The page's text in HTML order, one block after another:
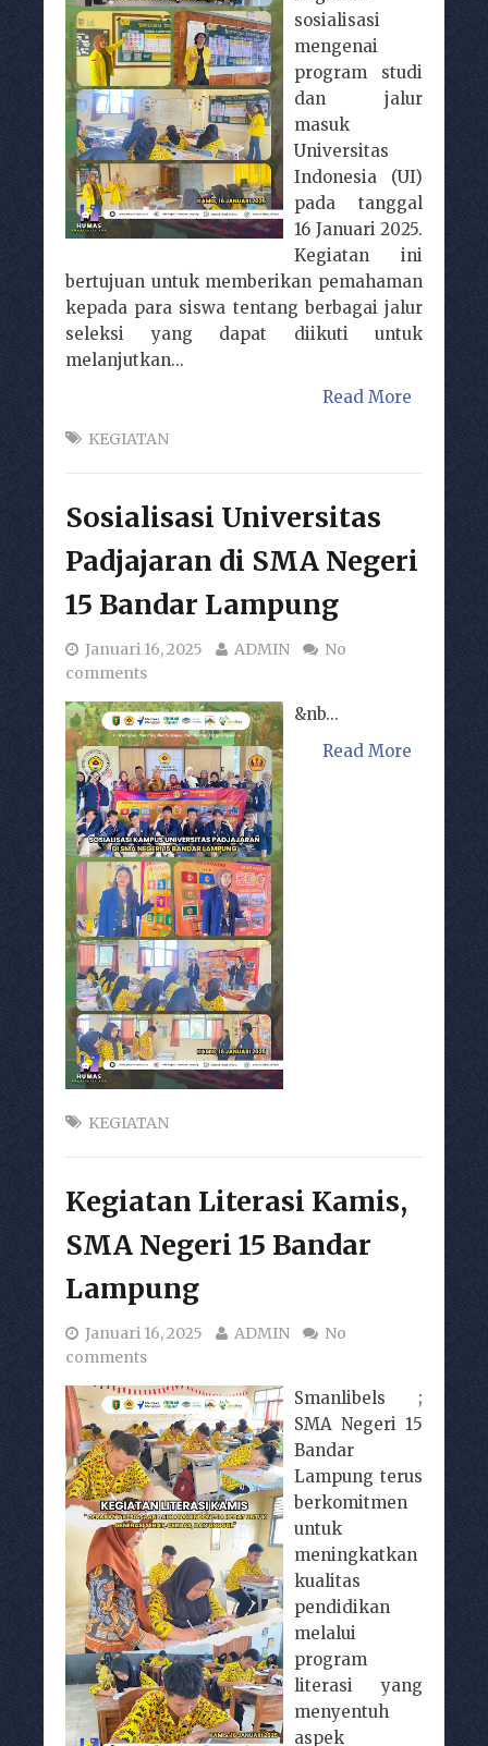
sosialisasi
mengenai
program studi
dan jalur
masuk
Universitas
Indonesia (UI)
pada tanggal
16 Januari 2025.
Kegiatan ini
bertujuan untuk memberikan pemahaman
kepada para siswa tentang berbagai jalur
seleksi yang dapat diikuti untuk
melanjutkan...
Read More
KEGIATAN
Sosialisasi Universitas
Padjajaran di SMA Negeri
15 Bandar Lampung
Januari 16, 2025 ADMIN
No
comments
&nb...
Read More
KEGIATAN
Kegiatan Literasi Kamis,
SMA Negeri 15 Bandar
Lampung
Januari 16, 2025 ADMIN
No
comments
Smanlibels ;
SMA Negeri 15
Bandar
Lampung terus
berkomitmen
untuk
meningkatkan
kualitas
pendidikan
melalui
program
literasi yang
menyentuh
aspek